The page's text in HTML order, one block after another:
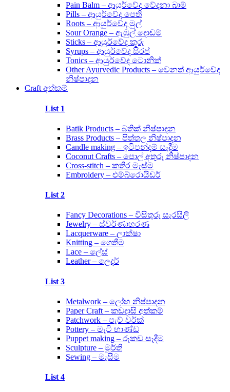
Pain Balm – ආයුර්වේද වේදනා බාම්
Pills – ආයුර්වේද පෙති
Roots – ආයුර්වේද මුල්
Sour Orange – ඇඹුල් දොඩම්
Sticks – ආයුර්වේද කූරු
Syrups – ආයුර්වේද සිරප්
Tonics – ආයුර්වේද ටොනික්
Other Ayurvedic Products – වෙනත් ආයුර්වේද
නිෂ්පාදන
Craft අත්කම්
List 1
Batik Products – බතික් නිෂ්පාදන
Brass Products – පිත්තල නිෂ්පාදන
Candle making – ඉටිපන්දම් සෑදීම
Coconut Crafts – පොල් අතුරු නිෂ්පාදන
Cross-stitch – කතිර මැස්ම
Embroidery – එම්බ්රොයිඩර්
List 2
Fancy Decorations – විසිතුරු සැරසිලි
Jewelry – ස්වර්ණාභරණ
Lacquerware – ලාක්ෂා
Knitting – ගෙතීම
Lace – ලේස්
Leather – ලෙදර්
List 3
Metalwork – ලෝහ නිෂ්පාදන
Paper Craft – කඩදාසි අත්කම්
Patchwork – පැච් වර්ක්
Pottery – මැටි භාණ්ඩ
Puppet making – රූකඩ සෑදීම
Sculpture – මූර්ති
Sewing – මැසීම
List 4